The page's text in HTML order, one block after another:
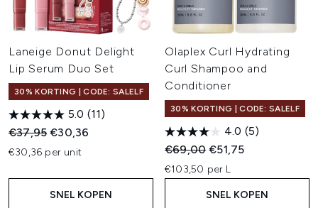
Laneige Donut Delight
Lip Serum Duo Set
30% KORTING | CODE: SALELF
5.0 (11)
Recommended Retail Price:
€37,95Huidige prijs:
€30,36
€30,36 per unit
SNEL KOPEN
Olaplex Curl Hydrating
Curl Shampoo and
Conditioner
30% KORTING | CODE: SALELF
4.0 (5)
Recommended Retail Price:
€69,00Huidige prijs:
€51,75
€103,50 per L
SNEL KOPEN